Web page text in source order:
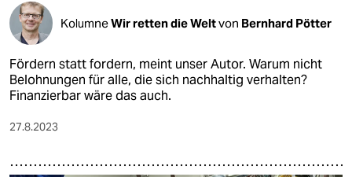
KolumneWir retten die Weltvon Bernhard Pötter
Fördern statt fordern, meint unser Autor. Warum nicht
Belohnungen für alle, die sich nachhaltig verhalten?
Finanzierbar wäre das auch.
27.8.2023